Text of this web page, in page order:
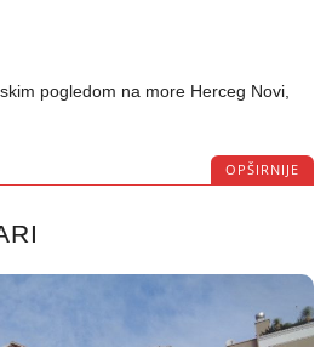
pogledom na more Herceg Novi,
OPŠIRNIJE